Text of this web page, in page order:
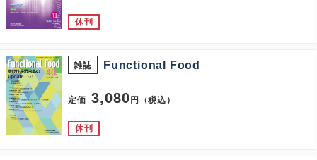
休刊
雑誌 Functional Food
定価 3,080 円（税込）
休刊